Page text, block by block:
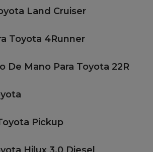
Land Cruiser
Toyota 4Runner
De Mano Para Toyota 22R
Pickup